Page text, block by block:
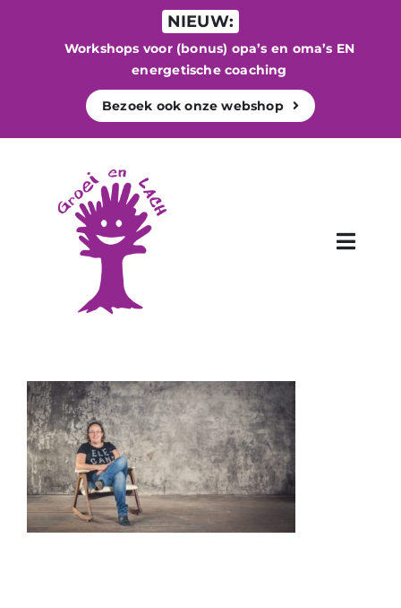
NIEUW:
Workshops voor (bonus) opa’s en oma’s EN
energetische coaching
Bezoek ook onze webshop
Toggle
Energetisch werk
Workshops